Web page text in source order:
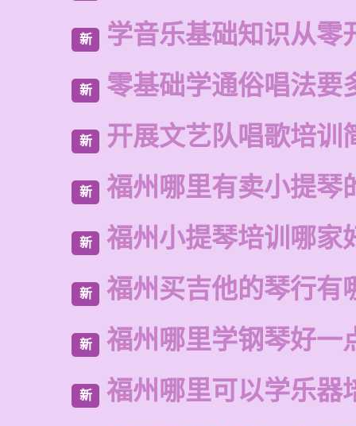
新 学音乐基础知识从零
新 零基础学通俗唱法要
新 开展文艺队唱歌培训
新 福州哪里有卖小提琴
新 福州小提琴培训哪家
新 福州买吉他的琴行有
新 福州哪里学钢琴好一
新 福州哪里可以学乐器